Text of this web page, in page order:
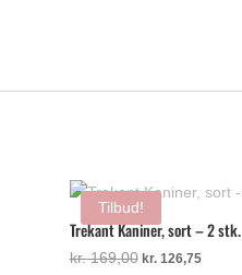
Tilbud!
Trekant Kaniner, sort – 2 stk.
kr.169,00 Den
kr.126,75Den